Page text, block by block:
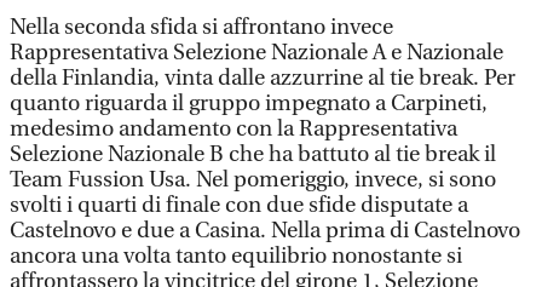
Nella seconda sfida si affrontano invece
Rappresentativa Selezione Nazionale A e Nazionale
della Finlandia, vinta dalle azzurrine al tie break. Per
quanto riguarda il gruppo impegnato a Carpineti,
medesimo andamento con la Rappresentativa
Selezione Nazionale B che ha battuto al tie break il
Team Fussion Usa. Nel pomeriggio, invece, si sono
svolti i quarti di finale con due sfide disputate a
Castelnovo e due a Casina. Nella prima di Castelnovo
ancora una volta tanto equilibrio nonostante si
affrontassero la vincitrice del girone 1, Selezione